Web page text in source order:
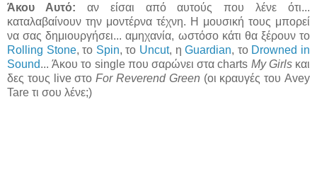
Άκου Αυτό: αν είσαι από αυτούς που λένε ότι...
καταλαβαίνουν την μοντέρνα τέχνη. Η μουσική τους μπορεί
να σας δημιουργήσει... αμηχανία, ωστόσο κάτι θα ξέρουν το
Rolling Stone, το Spin, το Uncut, ηGuardian, το Drowned in
Sound... Άκου το single που σαρώνει στα charts My Girls και
δες τους live στοFor Reverend Green (οι κραυγές του Avey
Tare τι σου λένε;)